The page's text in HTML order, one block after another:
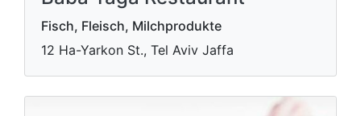
Fisch, Fleisch, Milchprodukte
12 Ha-Yarkon St., Tel Aviv Jaffa